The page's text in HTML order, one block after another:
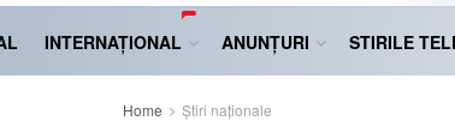
INTERNAȚIONAL ANUNȚURI STIRILE
Home Știri naționale